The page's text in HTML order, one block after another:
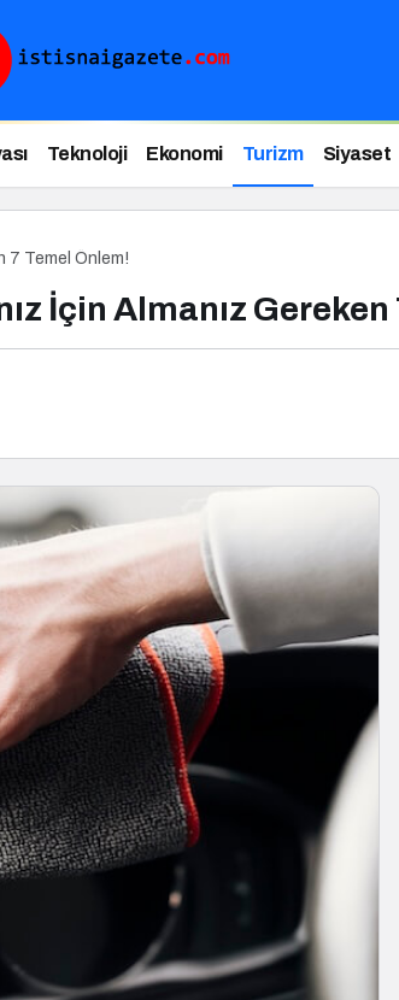
Teknoloji Ekonomi Turizm Siyaset
7 Temel Önlem!
İçin Almanız